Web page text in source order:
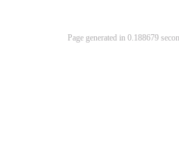
Page generated in 0.188679